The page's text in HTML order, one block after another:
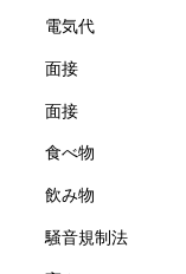
電気代
面接
面接
食べ物
飲み物
騒音規制法